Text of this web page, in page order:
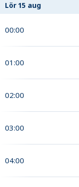
Lör 15 aug
00:00
01:00
02:00
03:00
04:00